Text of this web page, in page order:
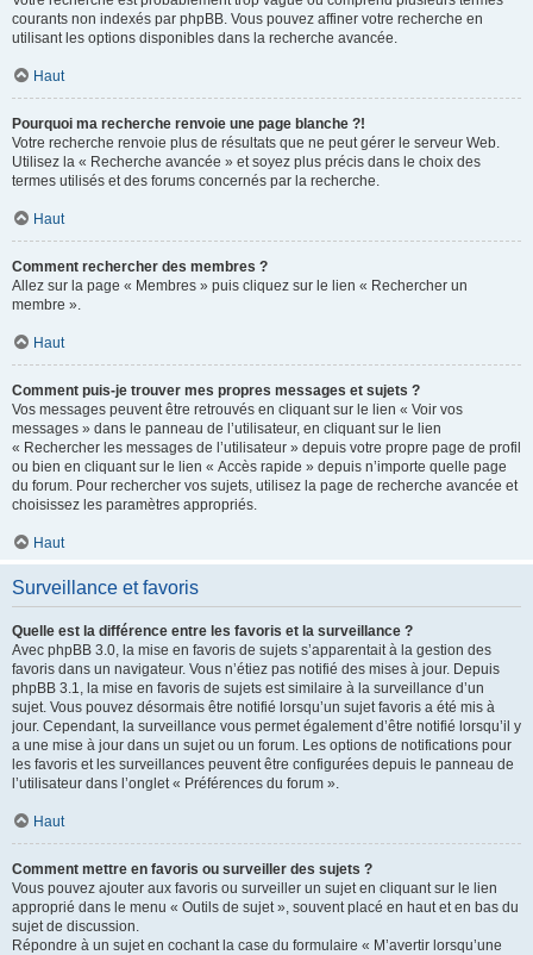
courants non indexés par phpBB. Vous pouvez affiner votre recherche en
utilisant les options disponibles dans la recherche avancée.
Haut
Pourquoi ma recherche renvoie une page blanche ?!
Votre recherche renvoie plus de résultats que ne peut gérer le serveur Web.
Utilisez la « Recherche avancée » et soyez plus précis dans le choix des
termes utilisés et des forums concernés par la recherche.
Haut
Comment rechercher des membres ?
Allez sur la page « Membres » puis cliquez sur le lien « Rechercher un
membre ».
Haut
Comment puis-je trouver mes propres messages et sujets ?
Vos messages peuvent être retrouvés en cliquant sur le lien « Voir vos
messages » dans le panneau de l’utilisateur, en cliquant sur le lien
« Rechercher les messages de l’utilisateur » depuis votre propre page de profil
ou bien en cliquant sur le lien « Accès rapide » depuis n’importe quelle page
du forum. Pour rechercher vos sujets, utilisez la page de recherche avancée et
choisissez les paramètres appropriés.
Haut
Surveillance et favoris
Quelle est la différence entre les favoris et la surveillance ?
Avec phpBB 3.0, la mise en favoris de sujets s’apparentait à la gestion des
favoris dans un navigateur. Vous n’étiez pas notifié des mises à jour. Depuis
phpBB 3.1, la mise en favoris de sujets est similaire à la surveillance d’un
sujet. Vous pouvez désormais être notifié lorsqu’un sujet favoris a été mis à
jour. Cependant, la surveillance vous permet également d’être notifié lorsqu’il y
a une mise à jour dans un sujet ou un forum. Les options de notifications pour
les favoris et les surveillances peuvent être configurées depuis le panneau de
l’utilisateur dans l’onglet « Préférences du forum ».
Haut
Comment mettre en favoris ou surveiller des sujets ?
Vous pouvez ajouter aux favoris ou surveiller un sujet en cliquant sur le lien
approprié dans le menu « Outils de sujet », souvent placé en haut et en bas du
sujet de discussion.
Répondre à un sujet en cochant la case du formulaire « M’avertir lorsqu’une